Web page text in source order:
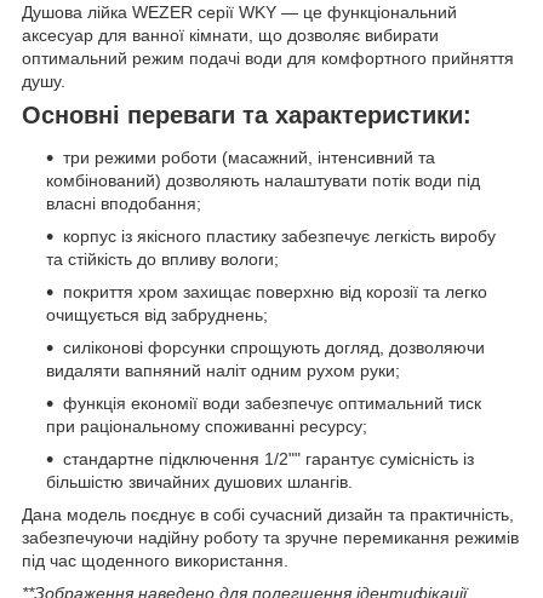
Душова лійка WEZER серії WKY — це функціональний
аксесуар для ванної кімнати, що дозволяє вибирати
оптимальний режим подачі води для комфортного прийняття
душу.
Основні переваги та характеристики:
три режими роботи (масажний, інтенсивний та
комбінований) дозволяють налаштувати потік води під
власні вподобання;
корпус із якісного пластику забезпечує легкість виробу
та стійкість до впливу вологи;
покриття хром захищає поверхню від корозії та легко
очищується від забруднень;
силіконові форсунки спрощують догляд, дозволяючи
видаляти вапняний наліт одним рухом руки;
функція економії води забезпечує оптимальний тиск
при раціональному споживанні ресурсу;
стандартне підключення 1/2"" гарантує сумісність із
більшістю звичайних душових шлангів.
Дана модель поєднує в собі сучасний дизайн та практичність,
забезпечуючи надійну роботу та зручне перемикання режимів
під час щоденного використання.
**Зображення наведено для полегшення ідентифікації